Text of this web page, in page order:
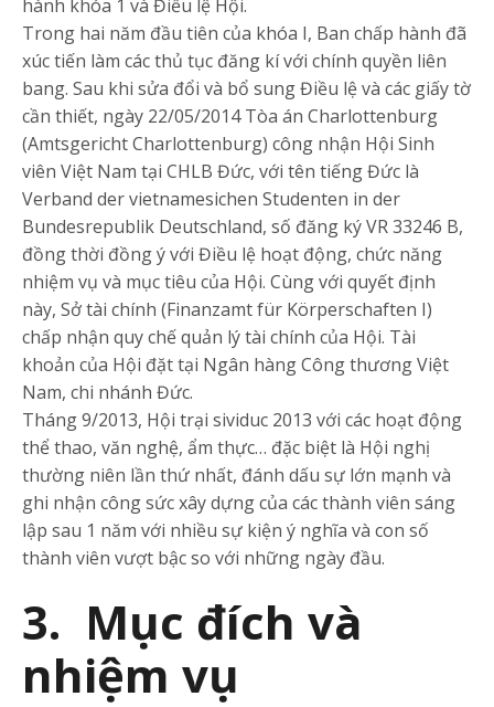
hành khóa 1 và Điều lệ Hội.
Trong hai năm đầu tiên của khóa I, Ban chấp hành đã
xúc tiến làm các thủ tục đăng kí với chính quyền liên
bang. Sau khi sửa đổi và bổ sung Điều lệ và các giấy tờ
cần thiết, ngày 22/05/2014 Tòa án Charlottenburg
(Amtsgericht Charlottenburg) công nhận Hội Sinh
viên Việt Nam tại CHLB Đức, với tên tiếng Đức là
Verband der vietnamesichen Studenten in der
Bundesrepublik Deutschland, số đăng ký VR 33246 B,
đồng thời đồng ý với Điều lệ hoạt động, chức năng
nhiệm vụ và mục tiêu của Hội. Cùng với quyết định
này, Sở tài chính (Finanzamt für Körperschaften I)
chấp nhận quy chế quản lý tài chính của Hội. Tài
khoản của Hội đặt tại Ngân hàng Công thương Việt
Nam, chi nhánh Đức.
Tháng 9/2013, Hội trại sividuc 2013 với các hoạt động
thể thao, văn nghệ, ẩm thực… đặc biệt là Hội nghị
thường niên lần thứ nhất, đánh dấu sự lớn mạnh và
ghi nhận công sức xây dựng của các thành viên sáng
lập sau 1 năm với nhiều sự kiện ý nghĩa và con số
thành viên vượt bậc so với những ngày đầu.
3. Mục đích và
nhiệm vụ